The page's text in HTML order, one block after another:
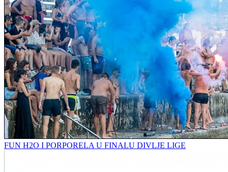
FUN H2O I PORPORELA U FINALU DIVLJE LIGE